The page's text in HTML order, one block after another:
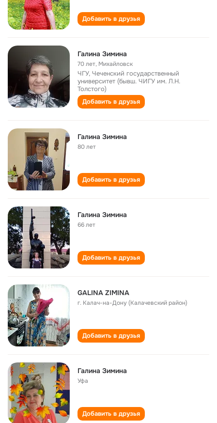
Добавить в друзья
Галина Зимина
70 лет, Михайловск
ЧГУ, Чеченский государственный
университет (бывш. ЧИГУ им. Л.Н.
Толстого)
Добавить в друзья
Галина Зимина
80 лет
Добавить в друзья
Галина Зимина
66 лет
Добавить в друзья
GALINA ZIMINA
г. Калач-на-Дону (Калачевский район)
Добавить в друзья
Галина Зимина
Уфа
Добавить в друзья